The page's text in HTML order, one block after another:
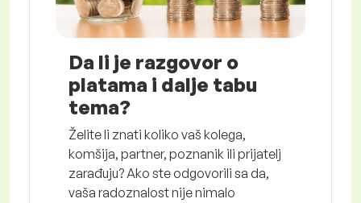
Da li je razgovor o
platama i dalje tabu
tema?
Želite li znati koliko vaš kolega,
komšija, partner, poznanik ili prijatelj
zarađuju? Ako ste odgovorili sa da,
vaša radoznalost nije nimalo